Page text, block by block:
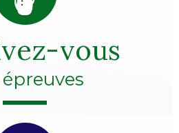
vous